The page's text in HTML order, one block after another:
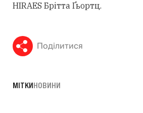
HIRAES Брітта Ґьортц.
Поділитися
МІТКИНОВИНИ